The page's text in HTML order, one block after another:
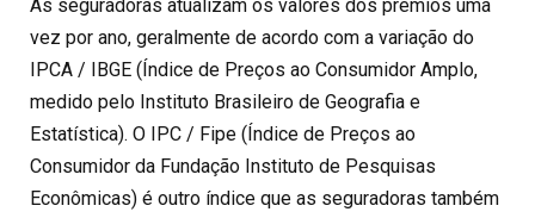
As seguradoras atualizam os valores dos prêmios uma
vez por ano, geralmente de acordo com a variação do
IPCA / IBGE (Índice de Preços ao Consumidor Amplo,
medido pelo Instituto Brasileiro de Geografia e
Estatística). O IPC / Fipe (Índice de Preços ao
Consumidor da Fundação Instituto de Pesquisas
Econômicas) é outro índice que as seguradoras também